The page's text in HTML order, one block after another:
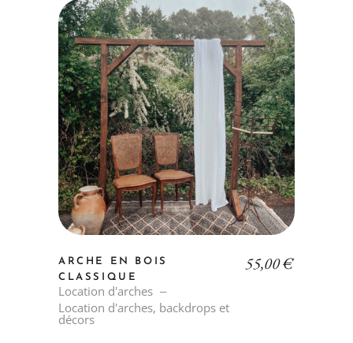
ARCHE EN BOIS
CLASSIQUE
Location d'arches
Location d'arches, backdrops et
décors
55,00€